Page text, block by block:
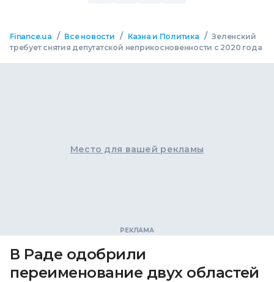
Finance.ua / Все новости / Казна и Политика / Зеленский
требует снятия депутатской неприкосновенности с 2020 года
Место для вашей рекламы
В Раде одобрили
переименование двух областей